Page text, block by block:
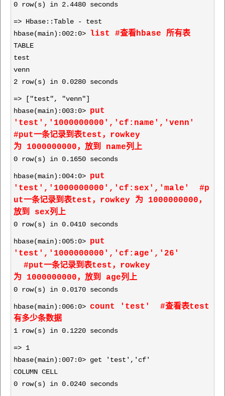
0 row(s) in 2.4480 seconds
=> Hbase::Table - test
hbase(main):002:0> list #查看hbase 所有表
TABLE
test
venn
2 row(s) in 0.0280 seconds
=> ["test", "venn"]
hbase(main):003:0> put
'test','1000000000','cf:name','venn'
#put一条记录到表test，rowkey
为 1000000000，放到 name列上
0 row(s) in 0.1650 seconds
hbase(main):004:0> put
'test','1000000000','cf:sex','male' #p
ut一条记录到表test，rowkey 为 1000000000，
放到 sex列上
0 row(s) in 0.0410 seconds
hbase(main):005:0> put
'test','1000000000','cf:age','26'
#put一条记录到表test，rowkey
为 1000000000，放到 age列上
0 row(s) in 0.0170 seconds
hbase(main):006:0> count 'test' #查看表test
有多少条数据
1 row(s) in 0.1220 seconds
=> 1
hbase(main):007:0> get 'test','cf'
COLUMN CELL
0 row(s) in 0.0240 seconds